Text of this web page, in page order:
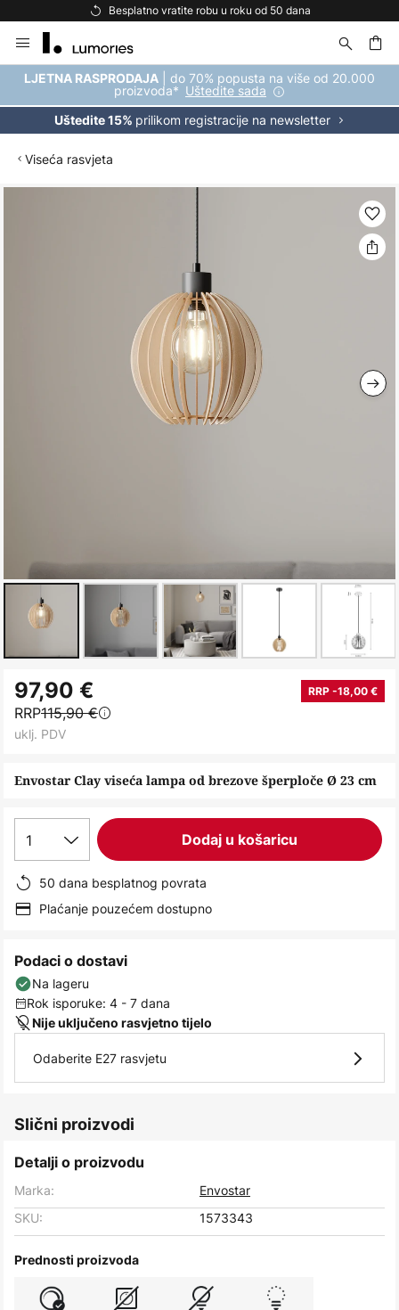
Besplatno vratite robu u roku od 50 dana
to
Content
LJETNA RASPRODAJA | do 70% popusta na više od 20.000
proizvoda* Uštedite sada
Uštedite 15% prilikom registracije na newsletter
Viseća rasvjeta
to
the
beginning
the
Envostar Clay viseća lampa od brezove šperploče Ø 23 cm
97,90 € RRP -18,00 €
RRP115,90 €
uklj. PDV
1 Dodaj u košaricu
50 dana besplatnog povrata
Plaćanje pouzećem dostupno
Podaci o dostavi
Na lageru
Rok isporuke: 4 - 7 dana
Nije uključeno rasvjetno tijelo
Odaberite E27 rasvjetu
Slični proizvodi
Detalji o proizvodu
Marka:
Envostar
SKU:
1573343
Prednosti proizvoda